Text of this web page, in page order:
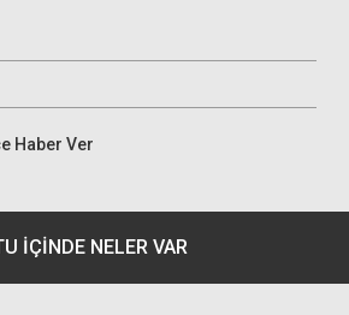
Haber Ver
İÇİNDE NELER VAR